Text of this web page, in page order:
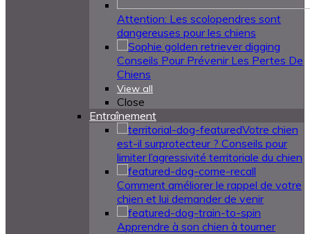
Attention: Les scolopendres sont
dangereuses pour les chiens
Conseils Pour Prévenir Les Pertes De
Chiens
View all
Close
Entraînement
Votre chien
est-il surprotecteur ? Conseils pour
limiter l’agressivité territoriale du chien
Comment améliorer le rappel de votre
chien et lui demander de venir
Apprendre à son chien à tourner